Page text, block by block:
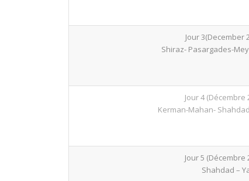
Jour 3(December
Shiraz- Pasargades-
Jour 4 (Décembre
Kerman-Mahan-
Jour 5 (Décembre
Shahdad –